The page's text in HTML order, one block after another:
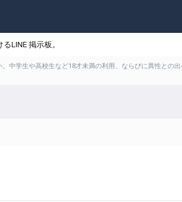
LINE 掲示板。
中学生や高校生など18才未満の利用、ならびに異性との